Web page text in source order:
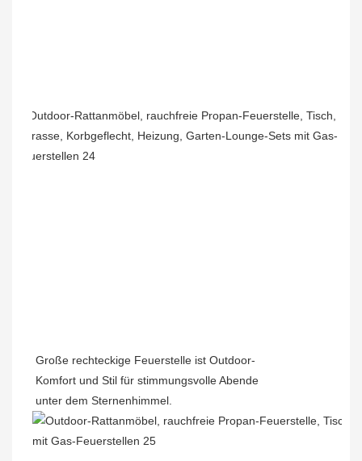
Große rechteckige Feuerstelle ist Outdoor-
Komfort und Stil für stimmungsvolle Abende
unter dem Sternenhimmel.